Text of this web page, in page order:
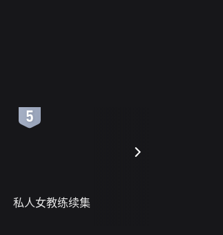
私人女教练续集